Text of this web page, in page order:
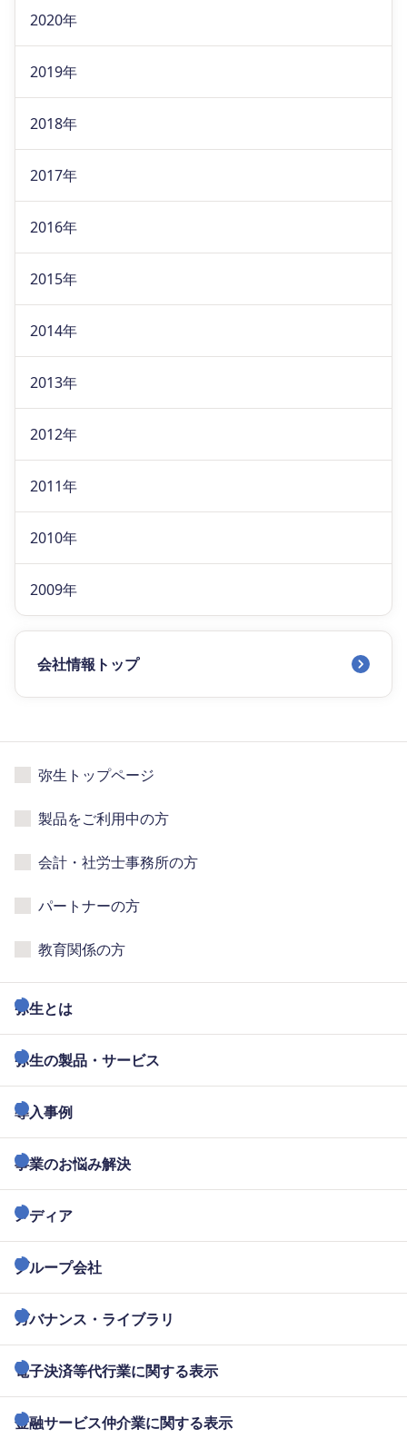
2020年
2019年
2018年
2017年
2016年
2015年
2014年
2013年
2012年
2011年
2010年
2009年
会社情報トップ
弥生トップページ
製品をご利用中の方
会計・社労士事務所の方
パートナーの方
教育関係の方
弥生とは
弥生の製品・サービス
導入事例
事業のお悩み解決
メディア
グループ会社
ガバナンス・ライブラリ
電子決済等代行業に関する表示
金融サービス仲介業に関する表示